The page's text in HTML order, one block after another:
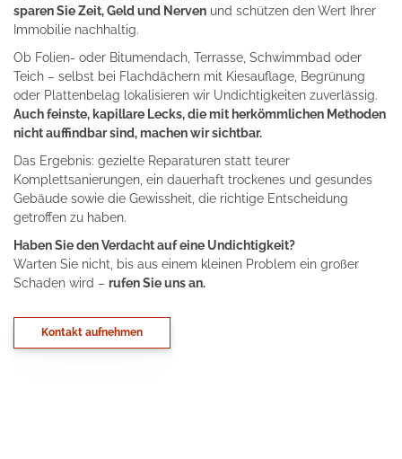
sparen Sie Zeit, Geld und Nerven und schützen den Wert Ihrer
Immobilie nachhaltig.
Ob Folien- oder Bitumendach, Terrasse, Schwimmbad oder
Teich – selbst bei Flachdächern mit Kiesauflage, Begrünung
oder Plattenbelag lokalisieren wir Undichtigkeiten zuverlässig.
Auch feinste, kapillare Lecks, die mit herkömmlichen Methoden
nicht auffindbar sind, machen wir sichtbar.
Das Ergebnis: gezielte Reparaturen statt teurer
Komplettsanierungen, ein dauerhaft trockenes und gesundes
Gebäude sowie die Gewissheit, die richtige Entscheidung
getroffen zu haben.
Haben Sie den Verdacht auf eine Undichtigkeit?
Warten Sie nicht, bis aus einem kleinen Problem ein großer
Schaden wird – rufen Sie uns an.
Kontakt aufnehmen